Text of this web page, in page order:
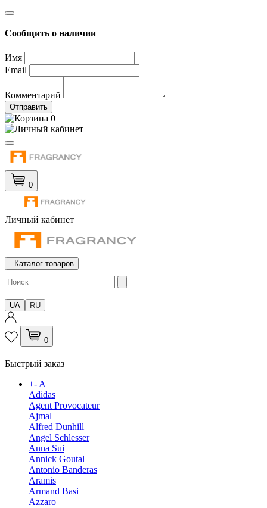
Сообщить о наличии
Имя
Email
Комментарий
Отправить
0
0
Личный кабинет
Каталог товаров
UA RU
0
Быстрый заказ
+-A
Adidas
Agent Provocateur
Ajmal
Alfred Dunhill
Angel Schlesser
Anna Sui
Annick Goutal
Antonio Banderas
Aramis
Armand Basi
Azzaro